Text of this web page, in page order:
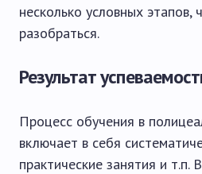
несколько условных этапов,
разобраться.
Результат
Процесс обучения в
включает в себя
практические занятия и т.п.